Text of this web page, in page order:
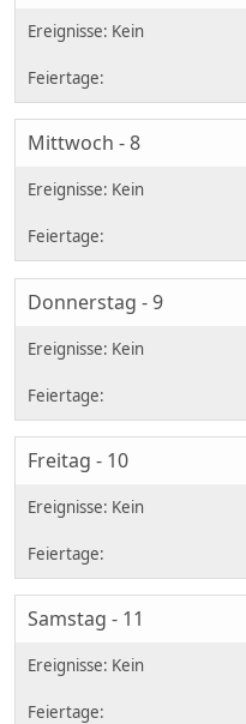
Mittwoch - 8
Donnerstag - 9
Freitag - 10
Samstag - 11